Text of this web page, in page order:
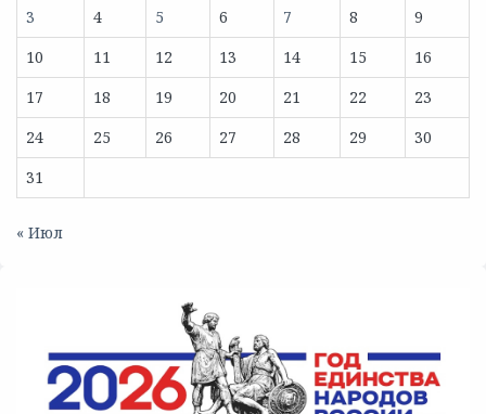
3 4 5 6 7 8
9
10
11 12 13 14 15
16
17
18 19 20 21 22
23
24
25 26 27 28 29
30
31
« Июл